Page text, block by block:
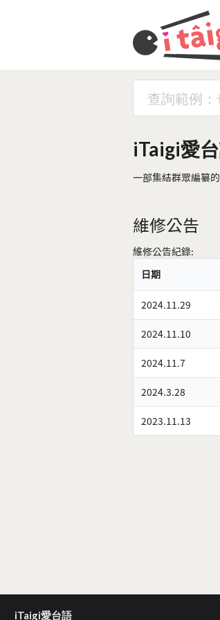
iTaigi愛
一部集結群眾編纂
維修公告
維修公告紀錄:
日期
2024.11.29
2024.11.10
2024.11.7
2024.3.28
2023.11.13
iTaigi愛台語